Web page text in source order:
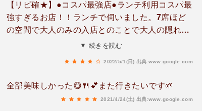
【リピ確★】●コスパ最強店●ランチ利用コスパ最
強すぎるお店！！ランチで伺いました。7席ほど
の空間で大人のみの入店とのことで大人の隠れ家
のようなお店です。ザ・職人さん！（悪く言えば
ザートとそれぞれページがあって3つづつ選択肢
が用意されています。それを番号で伝えてくださ
▼ 続きを読む
2022/5/1(日) 出典:www.google.com
全部美味しかった😋🍴💕また行きたいです🌱
2021/4/24(土) 出典:www.google.com